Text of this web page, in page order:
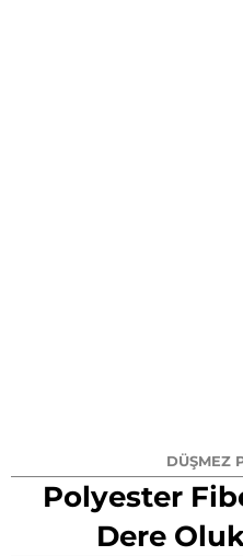
DÜŞMEZ
Polyester
Dere